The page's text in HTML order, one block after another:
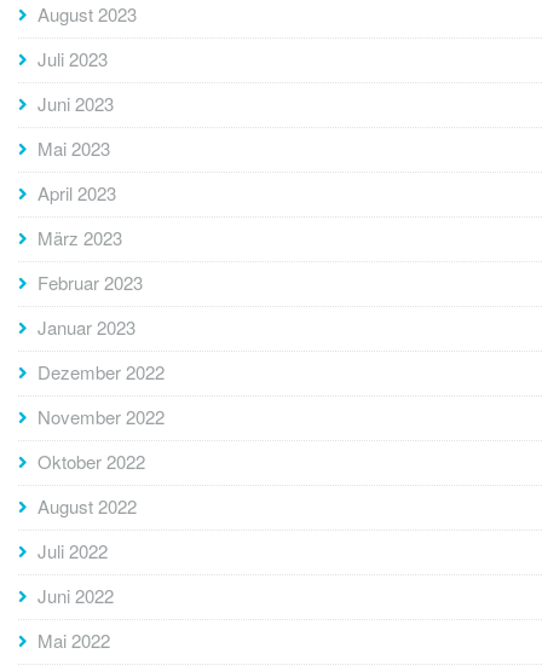
August 2023
Juli 2023
Juni 2023
Mai 2023
April 2023
März 2023
Februar 2023
Januar 2023
Dezember 2022
November 2022
Oktober 2022
August 2022
Juli 2022
Juni 2022
Mai 2022